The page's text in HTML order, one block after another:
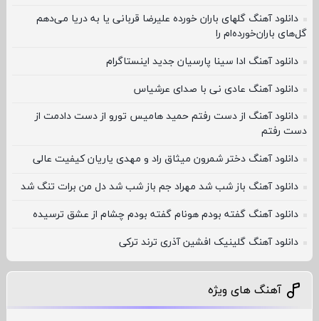
دانلود آهنگ گلهای باران خورده علیرضا قربانی یا به دریا می‌دهم
گل‌های باران‌خورده‌ام را
دانلود آهنگ ادا سینا پارسیان جدید اینستاگرام
دانلود آهنگ عادی نی با صدای عرشیاس
دانلود آهنگ از دست رفتم حمید هامیس ﺗﻮرو از دﺳﺖ دادﻣﺖ از
دﺳﺖ رﻓﺘﻢ
دانلود آهنگ دختر شمرون میثاق راد و مهدی یاریان کیفیت عالی
دانلود آهنگ باز شب شد مهراد جم باز شب شد دل من برات تنگ شد
دانلود آهنگ گفته بودم هونام گفته بودم چشام از عشق ترسیده
دانلود آهنگ گلینیک افشین آذری ترند ترکی
آهنگ های ویژه